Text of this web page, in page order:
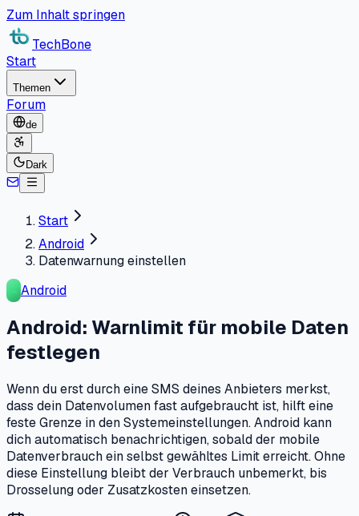
Zum Inhalt springen
TechBone
Start
Themen
Forum
de
Dark
Start
Android
Datenwarnung einstellen
Android
Android: Warnlimit für mobile Daten
festlegen
Wenn du erst durch eine SMS deines Anbieters merkst,
dass dein Datenvolumen fast aufgebraucht ist, hilft eine
feste Grenze in den Systemeinstellungen. Android kann
dich automatisch benachrichtigen, sobald der mobile
Datenverbrauch ein selbst gewähltes Limit erreicht. Ohne
diese Einstellung bleibt der Verbrauch unbemerkt, bis
Drosselung oder Zusatzkosten einsetzen.